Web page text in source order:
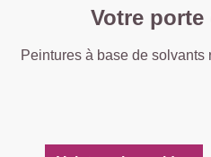
Votre porte
Peintures à base de